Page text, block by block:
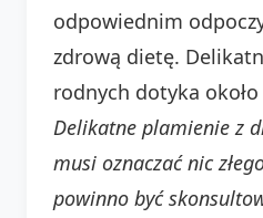
odpowiednim
zdrową dietę.
rodnych dotyka
Delikatne plamienie z
musi oznaczać nic
powinno być